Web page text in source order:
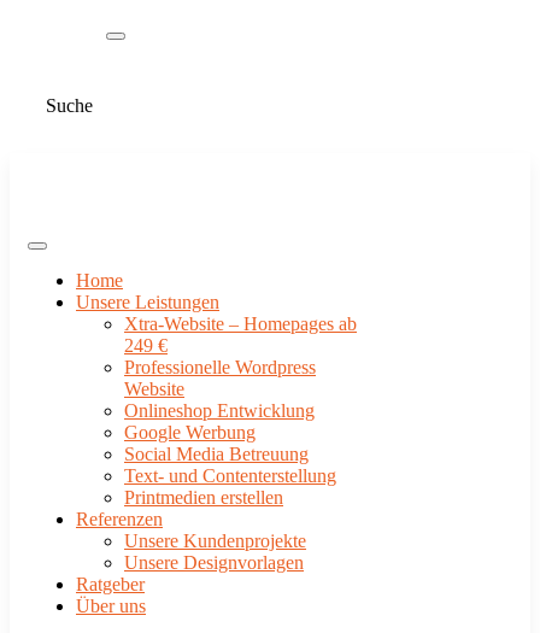
Suche
Home
Unsere Leistungen
Xtra-Website – Homepages ab
249 €
Professionelle Wordpress
Website
Onlineshop Entwicklung
Google Werbung
Social Media Betreuung
Text- und Contenterstellung
Printmedien erstellen
Referenzen
Unsere Kundenprojekte
Unsere Designvorlagen
Ratgeber
Über uns